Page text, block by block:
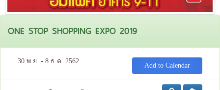
ONE STOP SHOPPING EXPO 2019
30 พ.ย. - 8 ธ.ค. 2562
Add to Calendar